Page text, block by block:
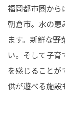
福岡都市圏から
朝倉市。水の恵
ます。新鮮な
い。そして子
を感じること
供が遊べる施設